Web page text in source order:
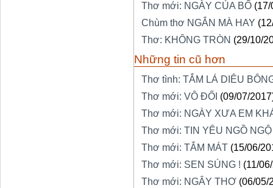
Thơ mới: NGÀY CỦA BỐ
Chùm thơ NGẮN MÀ HAY
Thơ: KHÔNG TRÒN (29/10/
Những tin cũ hơn
Thơ tình: TẮM LÁ DIÊU
Thơ mới: VÔ ĐỐI (09/07/
Thơ mới: NGÀY XƯA EM
Thơ mới: TIN YÊU NGỒ NGỘ
Thơ mới: TẮM MÁT (15/06/
Thơ mới: SEN SÚNG ! (11/
Thơ mới: NGÂY THƠ (06/05/